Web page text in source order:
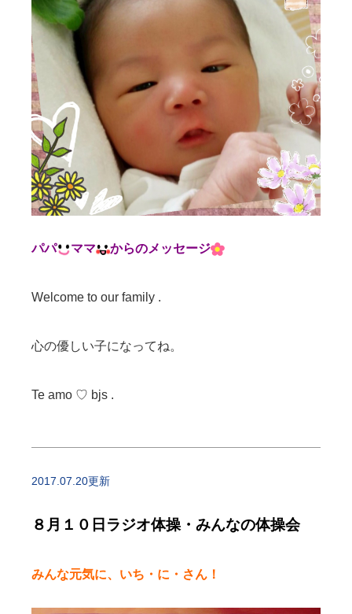
パパ ママ からのメッセージ
Welcome to our family .
心の優しい子になってね。
Te amo ♡ bjs .
2017.07.20更新
８月１０日ラジオ体操・みんなの体操会
みんな元気に、いち・に・さん！